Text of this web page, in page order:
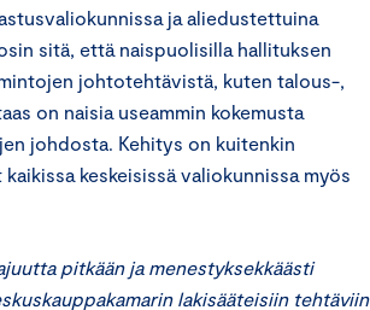
ja aliedustettuina
sitä, että naispuolisilla hallituksen
johtotehtävistä, kuten talous-,
on naisia useammin kokemusta
johdosta. Kehitys on kuitenkin
keskeisissä valiokunnissa myös
pitkään ja menestyksekkäästi
lakisääteisiin tehtäviin